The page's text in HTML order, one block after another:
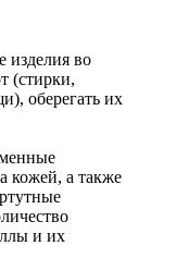
изделия во
(стирки,
оберегать их
кожей, а также
и их